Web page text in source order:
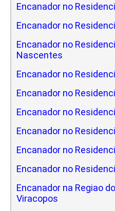
Encanador no
Encanador no
Encanador no
Nascentes
Encanador no
Encanador no
Encanador no
Encanador no
Encanador no
Encanador no
Encanador na Regiao
Viracopos